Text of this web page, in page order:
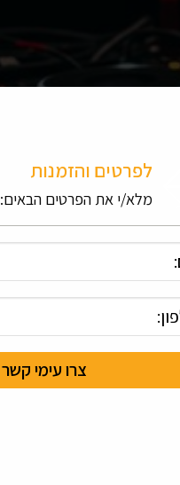
לפרטים והזמנות
מלא/י את הפרטים הבאים: